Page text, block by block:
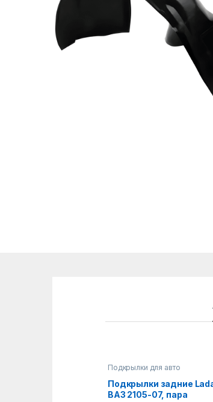
Подкрылки для авто
Подкрылки задние
ВАЗ 2105-07, пара